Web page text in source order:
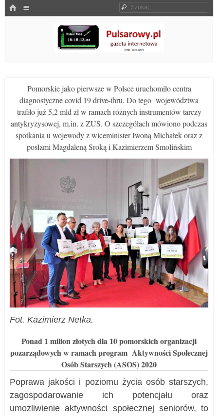
HOME Szukaj
Pulsarowy.pl
Pomorskie jako pierwsze w Polsce uruchomiło centra
diagnostyczne covid 19 drive-thru. Do tego województwa
trafiło już 5,2 mld zł w ramach różnych instrumentów tarczy
antykryzysowej, m.in. z ZUS. O szczegółach mówiono podczas
spotkania u wojewody z wiceminister Iwoną Michałek oraz z
posłami Magdaleną Sroką i Kazimierzem Smolińskim
Fot. Kazimierz Netka.
Ponad 1 milion złotych dla 10 pomorskich organizacji
pozarządowych w ramach program Aktywności Społecznej
Osób Starszych (ASOS) 2020
Poprawa jakości i poziomu życia osób starszych,
zagospodarowanie ich potencjału oraz
umożliwienie aktywności społecznej seniorów, to